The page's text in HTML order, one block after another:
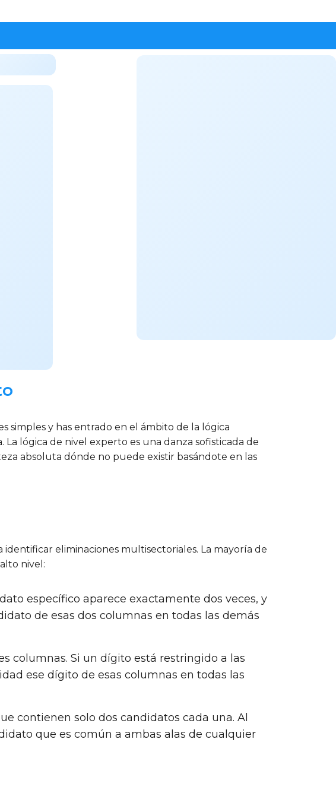
simples y has entrado en el ámbito de la lógica
lógica de nivel experto es una danza sofisticada de
absoluta dónde no puede existir basándote en las
eliminaciones multisectoriales. La mayoría de
nivel:
específico aparece exactamente dos veces, y
de esas dos columnas en todas las demás
columnas. Si un dígito está restringido a las
ese dígito de esas columnas en todas las
contienen solo dos candidatos cada una. Al
que es común a ambas alas de cualquier